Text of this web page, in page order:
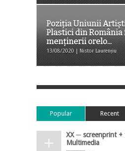
Poziția Uniunii
Plastici din România
menținerii orelo...
13/08/2020 | Nistor Laurențiu
Popular Recent
XX ─ screenprint +
Multimedia